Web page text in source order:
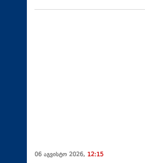
06 აგვისტო 2026, 12:15